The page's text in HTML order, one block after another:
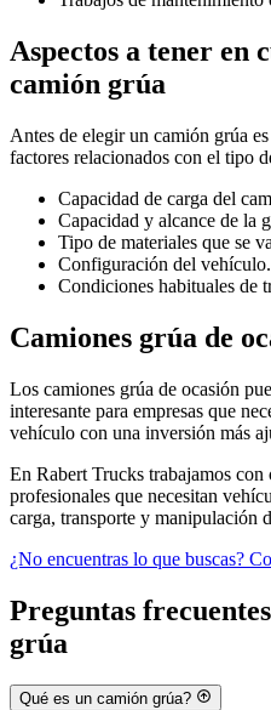
Aspectos a tener en
camión grúa
Antes de elegir un camión grúa
factores relacionados con el tipo
Capacidad de carga del
Capacidad y alcance de la
Tipo de materiales que se
Configuración del vehículo.
Condiciones habituales de
Camiones grúa de
Los camiones grúa de ocasión
interesante para empresas que
vehículo con una inversión más
En Rabert Trucks trabajamos con
profesionales que necesitan
carga, transporte y manipulación
¿No encuentras lo que buscas?
Preguntas
grúa
Qué es un camión grúa?